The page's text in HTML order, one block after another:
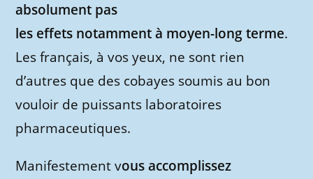
absolument pas
les effets notamment à moyen-long terme.
Les français, à vos yeux, ne sont rien
d’autres que des cobayes soumis au bon
vouloir de puissants laboratoires
pharmaceutiques.
Manifestement vous accomplissez